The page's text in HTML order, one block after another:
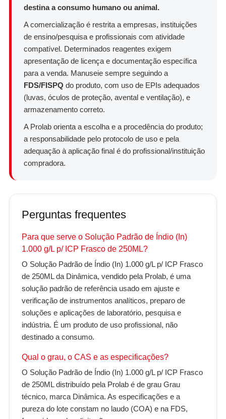
destina a consumo humano ou animal.
A comercialização é restrita a empresas, instituições
de ensino/pesquisa e profissionais com atividade
compatível. Determinados reagentes exigem
apresentação de licença e documentação específica
para a venda. Manuseie sempre seguindo a
FDS/FISPQ do produto, com uso de EPIs adequados
(luvas, óculos de proteção, avental e ventilação), e
armazenamento correto.
A Prolab orienta a escolha e a procedência do produto;
a responsabilidade pelo protocolo de uso e pela
adequação à aplicação final é do profissional/instituição
compradora.
Perguntas frequentes
Para que serve o Solução Padrão de Índio (In)
1.000 g/L p/ ICP Frasco de 250ML?
O Solução Padrão de Índio (In) 1.000 g/L p/ ICP Frasco
de 250ML da Dinâmica, vendido pela Prolab, é uma
solução padrão de referência usado em ajuste e
verificação de instrumentos analíticos, preparo de
soluções e aplicações de laboratório, pesquisa e
indústria. É um produto de uso profissional, não
destinado a consumo.
Qual o grau, o CAS e as especificações?
O Solução Padrão de Índio (In) 1.000 g/L p/ ICP Frasco
de 250ML distribuído pela Prolab é de grau Grau
técnico, marca Dinâmica. As especificações e a
pureza do lote constam no laudo (COA) e na FDS,